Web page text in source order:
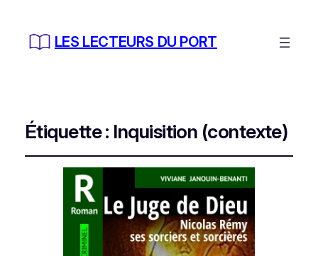
LES LECTEURS DU PORT
Étiquette : Inquisition (contexte)